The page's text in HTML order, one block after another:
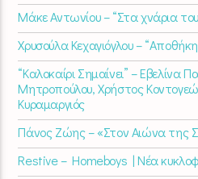
Μάκε Αντωνίου – “Στα χνάρια
Χρυσούλα Κεχαγιόγλου –
“Καλοκαίρι Σημαίνει” – Εβελίνα
Μητροπούλου, Χρήστος
Κυραμαργιός
Πάνος Ζώης – «Στον Αιώνα της
Restive – Homeboys | Νέα